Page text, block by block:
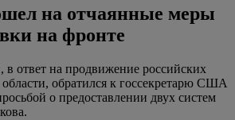
на отчаянные меры
на фронте
ответ на продвижение российских
обратился к госсекретарю США
о предоставлении двух систем